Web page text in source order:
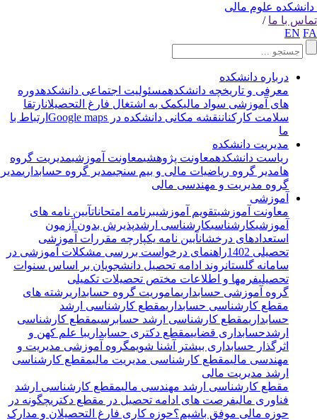
علوم مالی
با ما /
EN
درباره دانشکده
معرفی و تاریخچه دانشکدهمسئولیت اجتماعی دانشکدهدوره
های آموزشی سواد مالیکمک به اشتغال فارغ التحصیلانارتقا
سلامت کارکناننقشه مکانی دانشکده در Google maps
ارتباط با
ما
مدیریت دانشکده
ریاست دانشکدهمعاونت پژوهشیمعاونت آموزشیمدیریت گروه
هامدیر گروه ریاضیات مالی و بیم سنجیمدیر گروه حسابداریمدیر
گروه مدیریت و مهندسی مالی
آموزشی
معاونت آموزشیتقویم آموزشیبرنامه امتحاناتآیین نامه های
آموزشیکارشناسیکارشناسی ارشدپذیرش بدون آزمون
استعدادهای درخشانآیین نامه یکپارچه مقررات آموزشی
تحصیلی 1402
راهنمای درخواست بررسی مشکلات آموزشی در
سامانه گلستانروند ادامه تحصیل دانشجویان بر اساس سنوات
تحصیلیفرمها و اطلاعات مختص تحصیلات تکمیلی
گروه آموزشی حسابداریماموریت گروه حسابداریرشته های
مقطع کارشناسی حسابداریمقطع کارشناسی ارشد
حسابداریمقطع کارشناسی ارشد حسابرسیمقطع کارشناسی
ارشدحسابداری قضاییمقطع دکتری حسابداریبا علم کهن و
اثرگذار حسابداری بیشتر آشنا شویمگروه آموزشی مدیریت و
مهندسی مالیمقطع کارشناسی مدیریت مالیمقطع کارشناسی
ارشد مدیریت مالی
مقطع کارشناسی ارشد مهندسی مالیمقطع کارشناسی ارشد
فناوری مالیفرصت های ادامه تحصیل در مقطع دکتریچگونه در
حوزه مالی موفق باشیم؟حوزه کاری فارغ التحصیلان و مدارک